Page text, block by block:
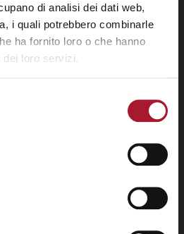
di analisi dei dati web,
i quali potrebbero combinarle
ha fornito loro o che hanno
loro servizi.